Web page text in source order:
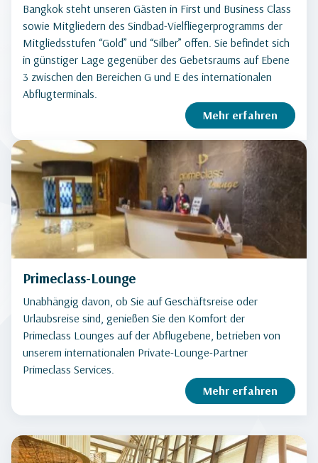
Bangkok steht unseren Gästen in First und Business Class
sowie Mitgliedern des Sindbad-Vielfliegerprogramms der
Mitgliedsstufen “Gold” und “Silber” offen. Sie befindet sich
in günstiger Lage gegenüber des Gebetsraums auf Ebene
3 zwischen den Bereichen G und E des internationalen
Abflugterminals.
Mehr erfahren
Primeclass-Lounge
Unabhängig davon, ob Sie auf Geschäftsreise oder
Urlaubsreise sind, genießen Sie den Komfort der
Primeclass Lounges auf der Abflugebene, betrieben von
unserem internationalen Private-Lounge-Partner
Primeclass Services.
Mehr erfahren